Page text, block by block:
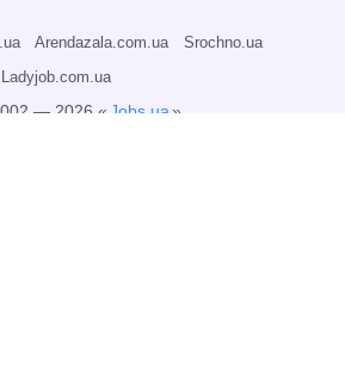
Arendazala.com.ua Srochno.ua
Ladyjob.com.ua
— 2026 « Jobs.ua»